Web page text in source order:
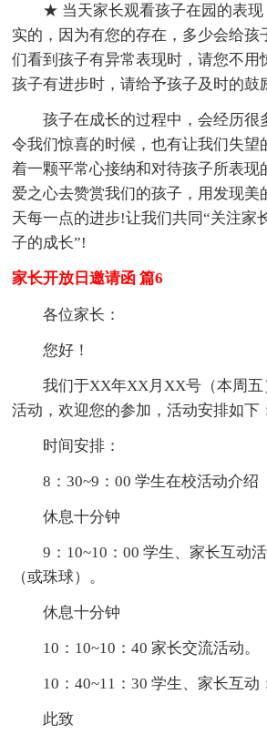
★ 当天家长观看孩子在园的表
实的，因为有您的存在，多少会给孩
们看到孩子有异常表现时，请您不用
孩子有进步时，请给予孩子及时的鼓
孩子在成长的过程中，会经历很
令我们惊喜的时候，也有让我们失望
着一颗平常心接纳和对待孩子所表现
爱之心去赞赏我们的孩子，用发现美
天每一点的进步!让我们共同“关注家
子的成长”!
家长开放日邀请函 篇6
各位家长：
您好！
我们于XX年XX月XX号（本周五
活动，欢迎您的参加，活动安排如下
时间安排：
8：30~9：00 学生在校活动介绍
休息十分钟
9：10~10：00 学生、家长互动
（或珠球）。
休息十分钟
10：10~10：40 家长交流活动。
10：40~11：30 学生、家长互动
此致